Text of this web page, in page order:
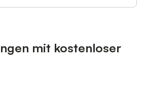
mit kostenloser